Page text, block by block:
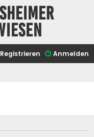
Anmelden
Registrieren